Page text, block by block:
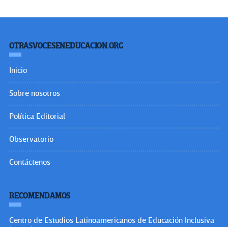
OTRASVOCESENEDUCACION.ORG
Inicio
Sobre nosotros
Política Editorial
Observatorio
Contáctenos
RECOMENDAMOS
Centro de Estudios Latinoamericanos de Educación Inclusiva